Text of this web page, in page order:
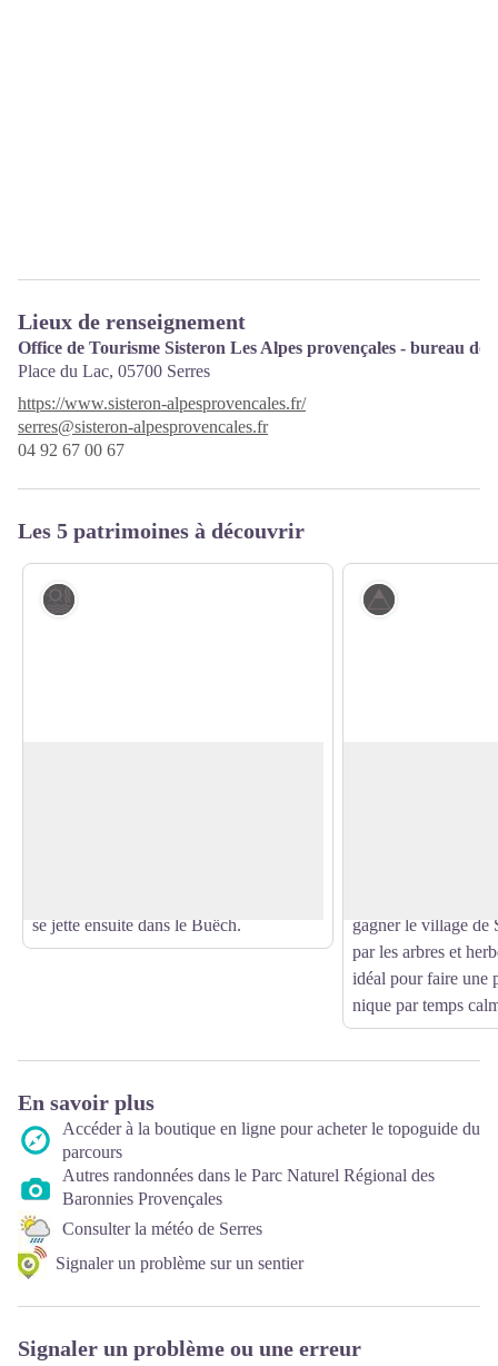
Lieux de renseignement
Office de Tourisme Sisteron Les Alpes provençales - bureau de
Place du Lac, 05700 Serres
https://www.sisteron-alpesprovencales.fr/
serres@sisteron-alpesprovencales.fr
04 92 67 00 67
Les 5 patrimoines à découvrir
se jette ensuite dans le Buëch.
gagner le village de
par les arbres et
idéal pour faire une
nique par temps
En savoir plus
Accéder à la boutique en ligne pour acheter le topoguide du
parcours
Autres randonnées dans le Parc Naturel Régional des
Baronnies Provençales
Consulter la météo de Serres
Signaler un problème sur un sentier
Signaler un problème ou une erreur